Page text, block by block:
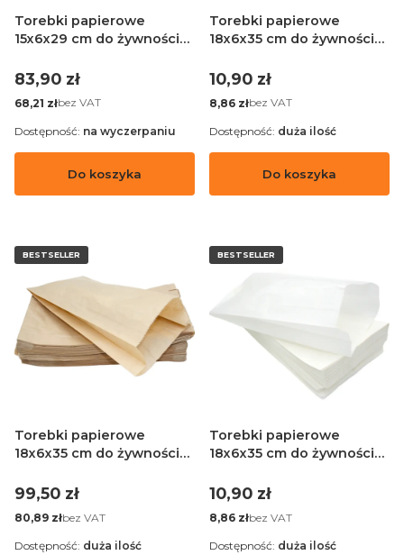
Torebki papierowe
15x6x29 cm do żywności
Cena
83,90 zł
Cena
68,21 złbez VAT
Do koszyka
Dostępność: na wyczerpaniu
Torebki papierowe
18x6x35 cm do żywności
Cena
10,90 zł
Cena
8,86 złbez VAT
Do koszyka
Dostępność: duża ilość
BESTSELLER
Torebki papierowe
18x6x35 cm do żywności
Cena
99,50 zł
Cena
80,89 złbez VAT
Dostępność: duża ilość
BESTSELLER
Torebki papierowe
18x6x35 cm do żywności
Cena
10,90 zł
Cena
8,86 złbez VAT
Dostępność: duża ilość